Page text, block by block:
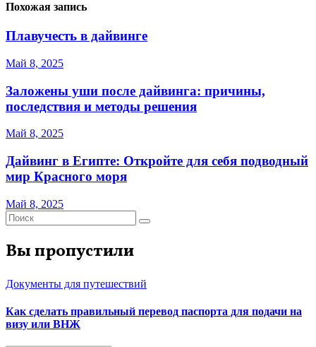
Похожая запись
Плавучесть в дайвинге
Май 8, 2025
Заложены уши после дайвинга: причины,
последствия и методы решения
Май 8, 2025
Дайвинг в Египте: Откройте для себя подводный
мир Красного моря
Май 8, 2025
Вы пропустили
Документы для путешествий
Как сделать правильный перевод паспорта для подачи на
визу или ВНЖ